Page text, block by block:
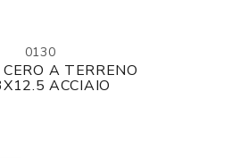
0130
A TERRENO
ACCIAIO